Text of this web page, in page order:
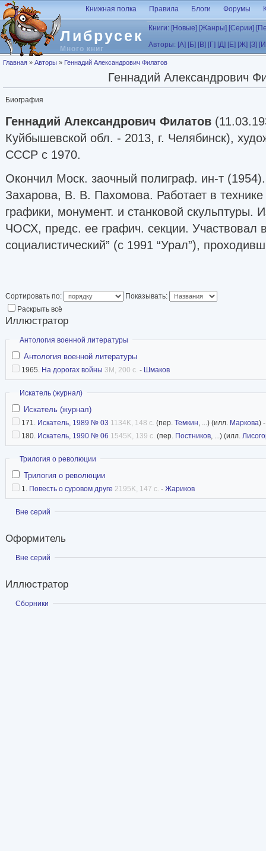
Перейти к основному содержанию
Либрусек
Много книг
Книжная полка Правила Блоги Форумы
Книги: [Новые] [Жанры] [Серии]
Авторы: [А] [Б] [В] [Г] [Д] [Е] [Ж] [З]
Вы здесь
Главная » Авторы » Геннадий Александрович Филатов
Геннадий Александрович
Биография
Геннадий Александрович Филатов
Куйбышевской обл. - 2013, г. Челябинск),
СССР с 1970.
Окончил Моск. заочный полиграф. ин-т
Захарова, В. В. Пахомова. Работает в технике
графики, монумент. и станковой скульптуры.
ЧОСХ, предс. ее графич. секции. Участвовал
социалистический” (с 1991 “Урал”),
Бунькова “В семнадцать мальчишеских лет”
Фурманова “Чапаев” (тушь, 1969); станковую
(бетон, 1973), “О товарищах” (чугун, 1977) и
1987). В 1968 на выставке книжной графики
кн. Глебова “Степные орлы” (тушь, 1964). В
“Советская Россия” (Москва) выставлялась
(тушь, 1969). В 1989 на выставке “Художники
повторно графика к кн. Фурманова “Чапаев”
скульптура “О товарищах” (1977). С 1957 Ф.
обл. выставках.
Умер 2013 году в Челябинске.
Сортировать по:
Показывать:
Раскрыть всё
Иллюстратор
Скрыть
Антология военной литературы
Антология военной литературы
1965. На дорогах войны 3M, 200 с. - Шмаков
Скрыть
Искатель (журнал)
Искатель (журнал)
171. Искатель, 1989 № 03 1134K, 148 с. (пер. Темкин, ...) (илл. Маркова)
180. Искатель, 1990 № 06 1545K, 139 с. (пер. Постников, ...) (илл.
Скрыть
Трилогия о революции
Трилогия о революции
1. Повесть о суровом друге 2195K, 147 с. - Жариков
Показать
Вне серий
Оформитель
Показать
Вне серий
Иллюстратор
Показать
Сборники